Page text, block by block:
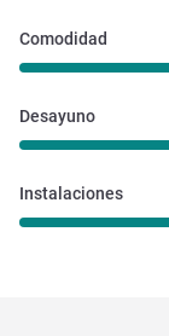
Comodidad
Desayuno
Instalaciones